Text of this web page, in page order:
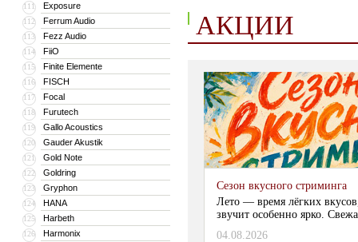
111 Exposure
112 Ferrum Audio
113 Fezz Audio
114 FiiO
115 Finite Elemente
116 FISCH
117 Focal
118 Furutech
119 Gallo Acoustics
120 Gauder Akustik
121 Gold Note
122 Goldring
123 Gryphon
124 HANA
125 Harbeth
126 Harmonix
АКЦИИ
Сезон вкусного стриминга
Лето — время лёгких
звучит особенно ярко.
04.08.2026